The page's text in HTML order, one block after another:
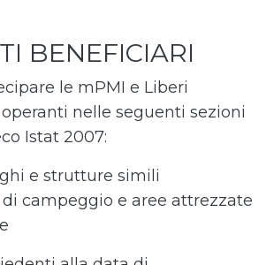
BENEFICIARI
le mPMI e Liberi
nelle seguenti sezioni
Istat 2007:
e strutture simili
di campeggio e aree attrezzate